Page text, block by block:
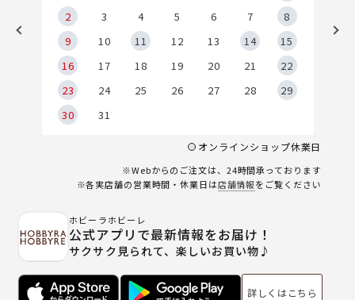
2
3 4 5 6 7
8
9
10 11 12 13 14
15
16
17 18 19 20 21
22
23
24 25 26 27 28
29
30
31
オンラインショップ休業日
※Webからのご注文は、24時間承っております
※各実店舗の営業時間・休業日は店舗情報をご覧ください
ホビーラホビーレ
公式アプリで最新情報をお届け！
サクサク見られて、楽しいお買い物♪
詳しくはこちら